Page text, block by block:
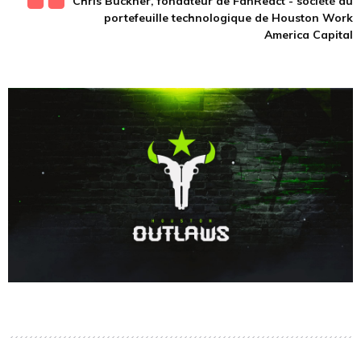
portefeuille technologique de Houston Work
America Capital